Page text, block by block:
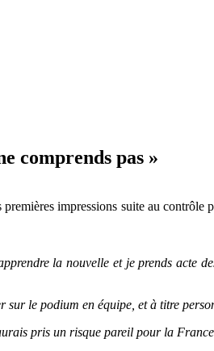
comprends pas »
impressions suite au
la nouvelle et je prends acte
le podium en équipe, et à titre
pris un risque pareil pour la